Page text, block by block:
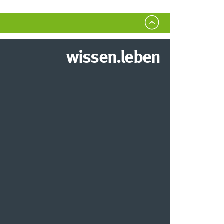
wissen.leben